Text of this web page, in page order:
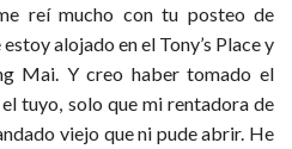
reí mucho con tu posteo de
alojado en el Tony’s Place y
Mai. Y creo haber tomado el
tuyo, solo que mi rentadora de
viejo que ni pude abrir. He